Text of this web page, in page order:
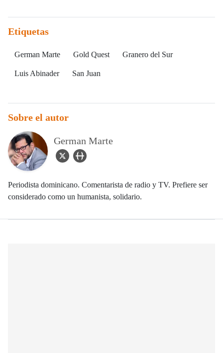
Etiquetas
German Marte Gold Quest Granero del Sur
Luis Abinader San Juan
Sobre el autor
German Marte
twitter Iconuser_url Icon
Periodista dominicano. Comentarista de radio y TV. Prefiere ser
considerado como un humanista, solidario.